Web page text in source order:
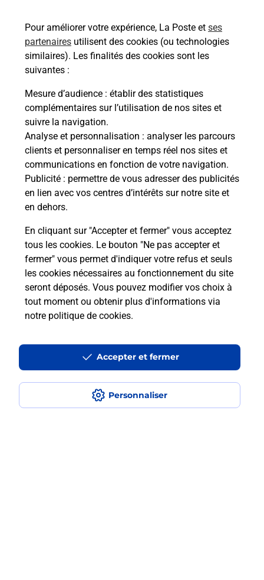
Pour améliorer votre expérience, La Poste et ses
partenaires utilisent des cookies (ou technologies
similaires). Les finalités des cookies sont les
suivantes :
Mesure d’audience : établir des statistiques
complémentaires sur l’utilisation de nos sites et
suivre la navigation.
Analyse et personnalisation : analyser les parcours
clients et personnaliser en temps réel nos sites et
communications en fonction de votre navigation.
Publicité : permettre de vous adresser des publicités
en lien avec vos centres d’intérêts sur notre site et
en dehors.
En cliquant sur "Accepter et fermer" vous acceptez
tous les cookies. Le bouton "Ne pas accepter et
fermer" vous permet d'indiquer votre refus et seuls
les cookies nécessaires au fonctionnement du site
seront déposés. Vous pouvez modifier vos choix à
tout moment ou obtenir plus d'informations via
notre politique de cookies.
Personnaliser
Accepter et fermer
Envoyer un colis
Vous souhaitez envoyer un colis depuis :
LEVALLOIS PERRET PRINCIPAL (92300) ?
Découvrez toutes les solutions proposées par La
En savoir plus
Questions fréquemment posées
Quel est le prix d’une impression ?
de moi ?
Comment faire des impressions ?